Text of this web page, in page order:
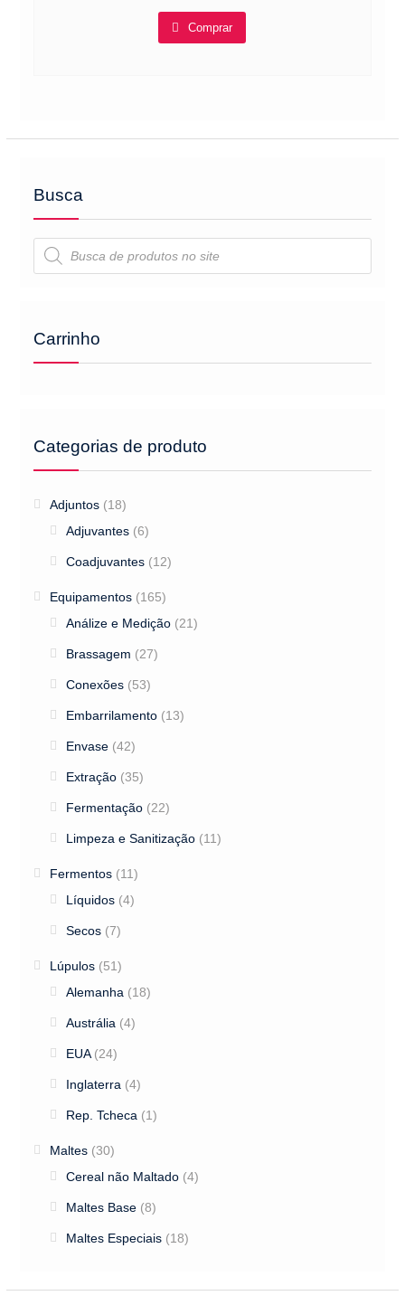
Comprar
Busca
Pesquisar
produtos
Carrinho
Categorias de produto
Adjuntos (18)
Adjuvantes (6)
Coadjuvantes (12)
Equipamentos (165)
Análize e Medição (21)
Brassagem (27)
Conexões (53)
Embarrilamento (13)
Envase (42)
Extração (35)
Fermentação (22)
Limpeza e Sanitização (11)
Fermentos (11)
Líquidos (4)
Secos (7)
Lúpulos (51)
Alemanha (18)
Austrália (4)
EUA (24)
Inglaterra (4)
Rep. Tcheca (1)
Maltes (30)
Cereal não Maltado (4)
Maltes Base (8)
Maltes Especiais (18)